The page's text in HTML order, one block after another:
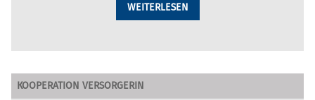
WEITERLESEN
KOOPERATION VERSORGERIN